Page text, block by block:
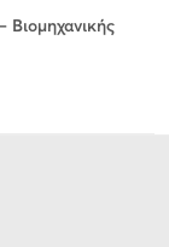
Βιομηχανικής